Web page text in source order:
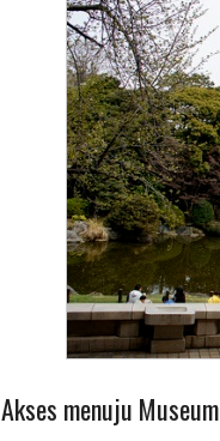
Akses menuju Museum